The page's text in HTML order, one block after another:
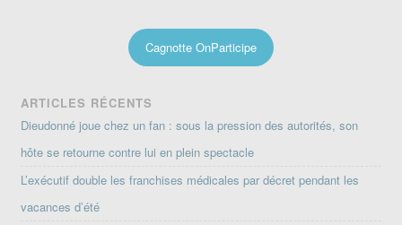
Cagnotte OnParticipe
ARTICLES RÉCENTS
Dieudonné joue chez un fan : sous la pression des autorités, son
hôte se retourne contre lui en plein spectacle
L’exécutif double les franchises médicales par décret pendant les
vacances d’été